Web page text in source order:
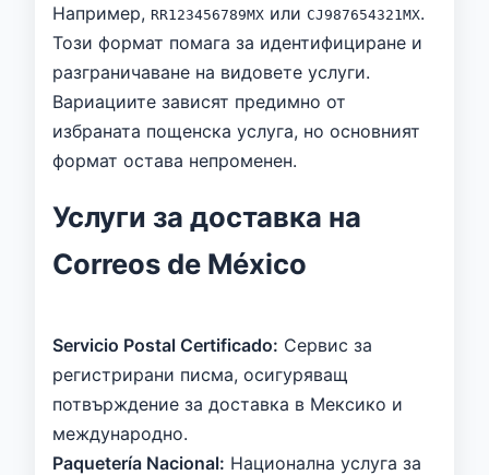
Например, RR123456789MX или CJ987654321MX.
Този формат помага за идентифициране и
разграничаване на видовете услуги.
Вариациите зависят предимно от
избраната пощенска услуга, но основният
формат остава непроменен.
Услуги за доставка на
Correos de México
Servicio Postal Certificado: Сервис за
регистрирани писма, осигуряващ
потвърждение за доставка в Мексико и
международно.
Paquetería Nacional: Национална услуга за